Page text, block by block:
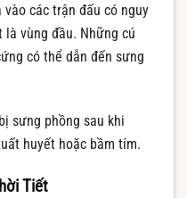
các trận đấu có nguy
vùng đầu. Những cú
có thể dẫn đến sưng
sưng phồng sau khi
huyết hoặc bầm tím.
Tiết